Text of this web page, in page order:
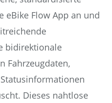
eBike Flow App an und
bidirektionale
Fahrzeugdaten,
Dieses nahtlose